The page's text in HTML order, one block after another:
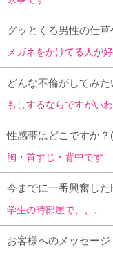
グッとくる男性の仕
メガネをかけてる人が
どんな不倫がしてみた
もしするならですがい
性感帯はどこですか？
胸・首すじ・背中です
今までに一番興奮し
学生の時部屋で、、、
お客様へのメッセージ